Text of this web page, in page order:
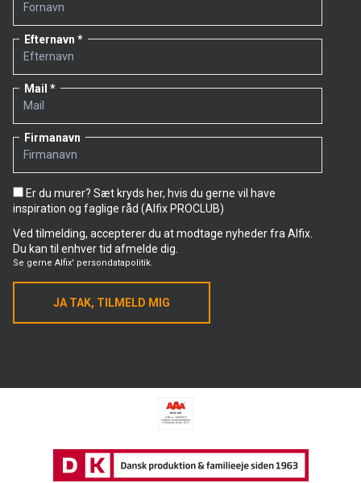
Efternavn
Mail
Firmanavn
Er du murer? Sæt kryds her, hvis du gerne vil have
inspiration og faglige råd (Alfix PROCLUB)
Ved tilmelding, accepterer du at modtage nyheder fra Alfix.
Du kan til enhver tid afmelde dig.
Se gerne Alfix' persondatapolitik.
JA TAK, TILMELD MIG